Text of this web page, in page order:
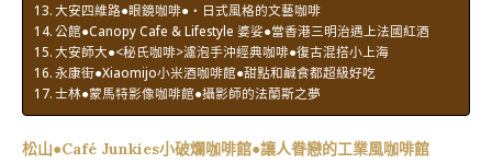
大安四維路●眼鏡咖啡●‧日式風格的文藝咖啡
公館●Canopy Cafe & Lifestyle 婆娑●當香港三明治遇上法國紅酒
大安師大●<秘氏咖啡>濾泡手沖經典咖啡●復古混搭小上海
永康街●Xiaomijo小米酒咖啡館●甜點和鹹食都超級好吃
士林●蒙馬特影像咖啡館●攝影師的法蘭斯之夢
松山●Café Junkies小破爛咖啡館●讓人眷戀的工業風咖啡館